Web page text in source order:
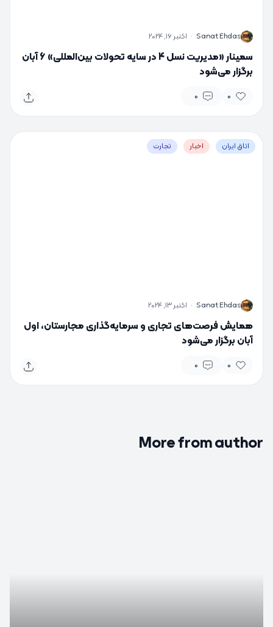
S
Sanat Ehdas
· اکتبر 16, 2024
سمینار «مدیریت نسل 4 در سایه تحولات بین‌المللی» 6 آبان
برگزار می‌شود
0
0
اتاق ایران اخبار تجارت
S
Sanat Ehdas
· اکتبر 13, 2024
همایش فرصت‌های تجاری و سرمایه‌گذاری مجارستان، اول
آبان برگزار می‌شود
0
0
More from author